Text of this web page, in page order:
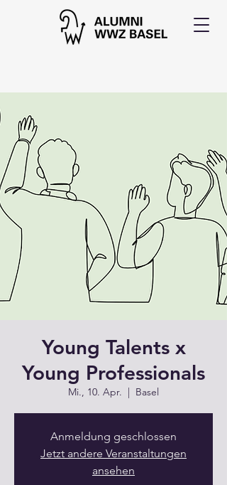
Young Talents x
Young Professionals
Mi., 10. Apr.
  |
Basel
Anmeldung geschlossen
Jetzt andere Veranstaltungen
ansehen